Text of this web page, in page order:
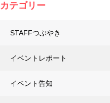
カテゴリー
STAFFつぶやき
イベントレポート
イベント告知